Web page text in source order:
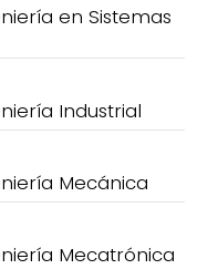
en Sistemas
Industrial
Mecánica
Mecatrónica